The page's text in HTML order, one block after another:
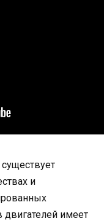
и
двигателей имеет